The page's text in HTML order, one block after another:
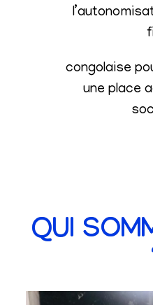
congolaise
une place
QUI